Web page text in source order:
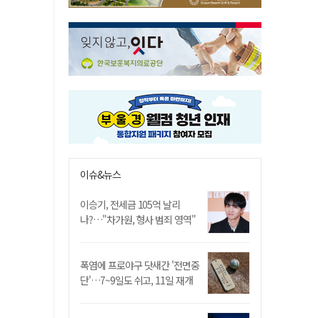
이슈&뉴스
이승기, 전세금 105억 날리
나?…"차가원, 형사 범죄 영역"
폭염에 프로야구 닷새간 '전면중
단'…7~9일도 쉬고, 11일 재개